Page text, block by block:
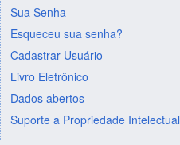
Sua Senha
Esqueceu sua senha?
Cadastrar Usuário
Livro Eletrônico
Dados abertos
Suporte a Propriedade Intelectual